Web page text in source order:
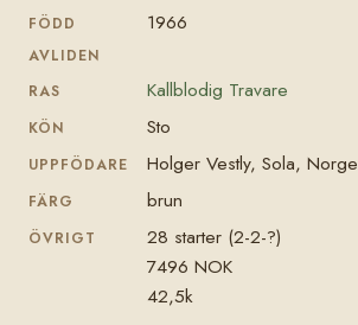
FÖDD 1966
AVLIDEN
RAS
Kallblodig Travare
KÖN Sto
UPPFÖDARE Holger Vestly, Sola, Norge
FÄRG brun
ÖVRIGT
28 starter (2-2-?)
7496 NOK
42,5k